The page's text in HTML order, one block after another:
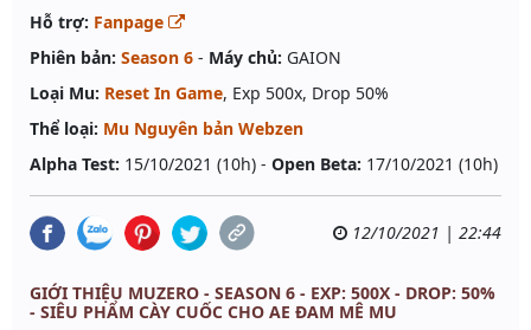
Hỗ trợ: Fanpage
Phiên bản: Season 6 - Máy chủ: GAION
Loại Mu: Reset In Game, Exp 500x, Drop 50%
Thể loại: Mu Nguyên bản Webzen
Alpha Test: 15/10/2021 (10h) - Open Beta: 17/10/2021 (10h)
12/10/2021 | 22:44
GIỚI THIỆU MUZERO - SEASON 6 - EXP: 500X - DROP: 50%
- SIÊU PHẨM CÀY CUỐC CHO AE ĐAM MÊ MU